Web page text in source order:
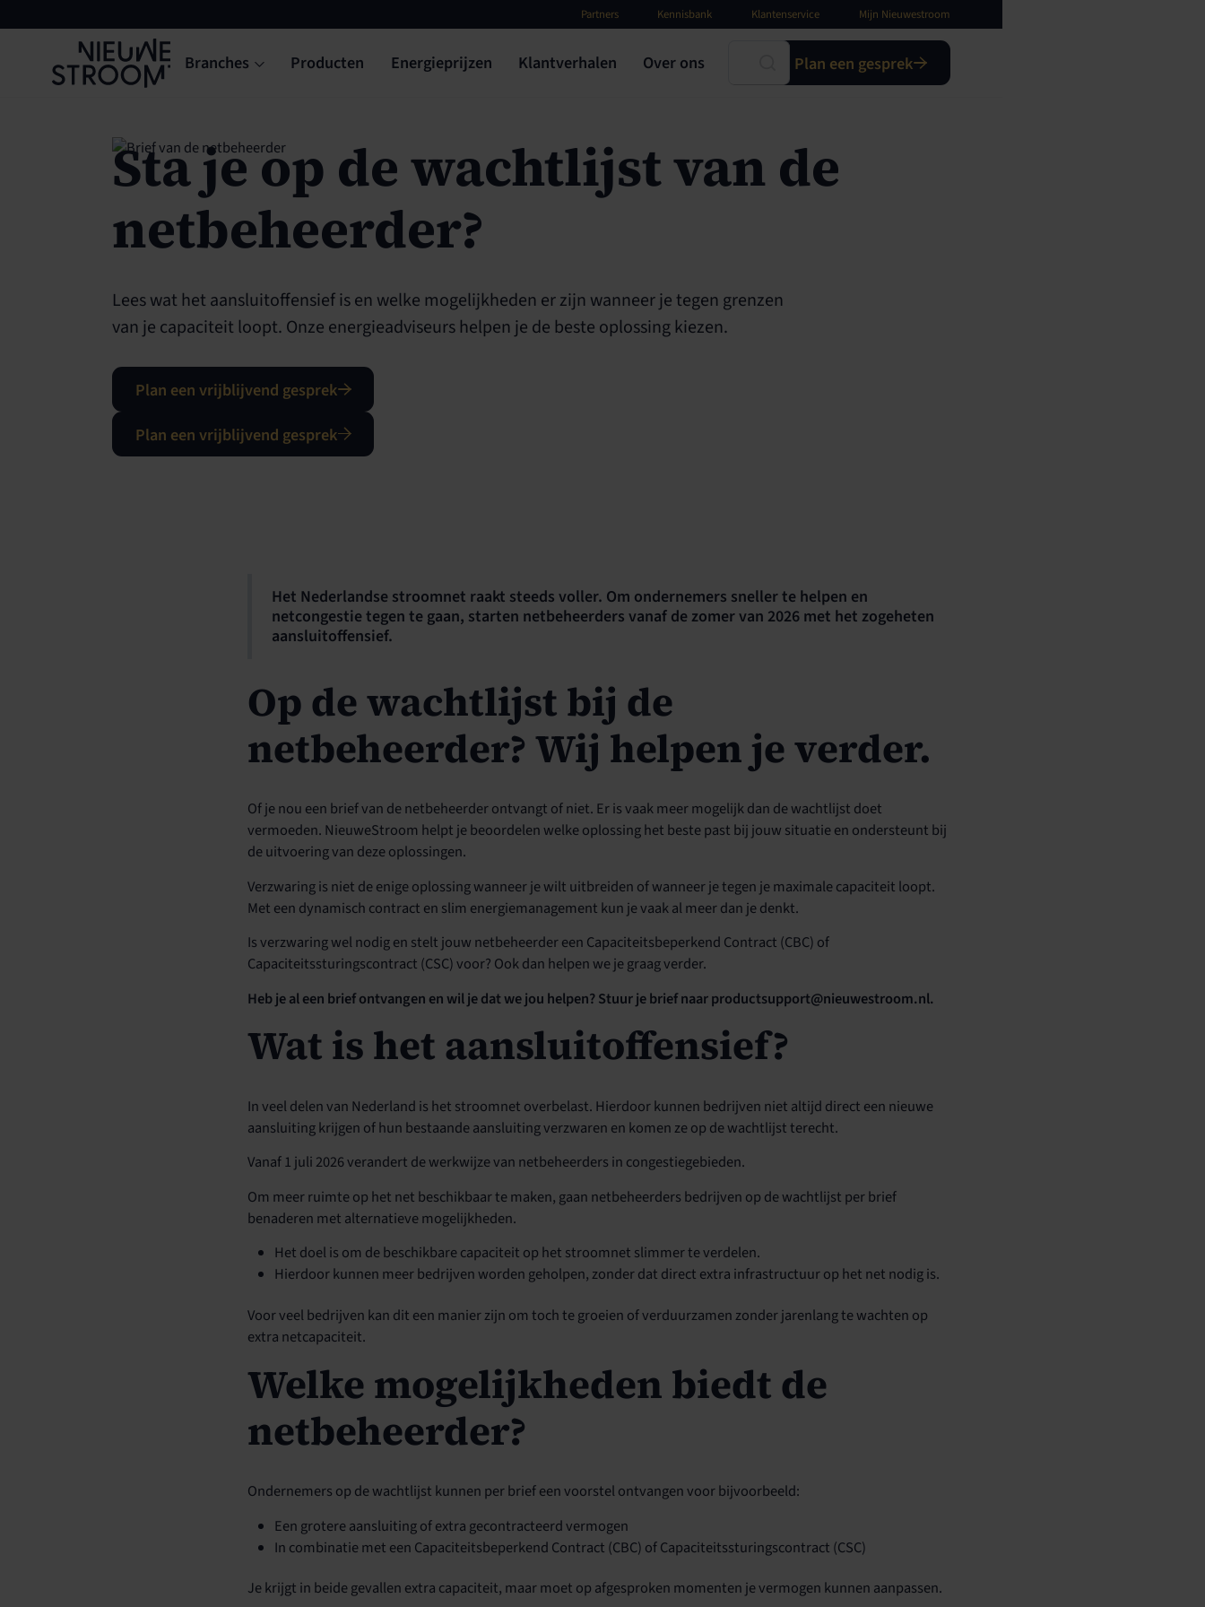
Partners Kennisbank Klantenservice Mijn Nieuwestroom
Branches Producten Energieprijzen Klantverhalen Over ons Plan een gesprek
Sta je op de wachtlijst van de
netbeheerder?
Lees wat het aansluitoffensief is en welke mogelijkheden er zijn wanneer je tegen grenzen
van je capaciteit loopt. Onze energieadviseurs helpen je de beste oplossing kiezen.
Plan een vrijblijvend gesprek
Plan een vrijblijvend gesprek
Het Nederlandse stroomnet raakt steeds voller. Om ondernemers sneller te helpen en
netcongestie tegen te gaan, starten netbeheerders vanaf de zomer van 2026 met het zogeheten
aansluitoffensief.
Op de wachtlijst bij de
netbeheerder? Wij helpen je verder.
Of je nou een brief van de netbeheerder ontvangt of niet. Er is vaak meer mogelijk dan de wachtlijst doet
vermoeden. NieuweStroom helpt je beoordelen welke oplossing het beste past bij jouw situatie en ondersteunt bij
de uitvoering van deze oplossingen.
Verzwaring is niet de enige oplossing wanneer je wilt uitbreiden of wanneer je tegen je maximale capaciteit loopt.
Met een dynamisch contract en slim energiemanagement kun je vaak al meer dan je denkt.
Is verzwaring wel nodig en stelt jouw netbeheerder een Capaciteitsbeperkend Contract (CBC) of
Capaciteitssturingscontract (CSC) voor? Ook dan helpen we je graag verder.
Heb je al een brief ontvangen en wil je dat we jou helpen? Stuur je brief naar productsupport@nieuwestroom.nl.
Wat is het aansluitoffensief?
In veel delen van Nederland is het stroomnet overbelast. Hierdoor kunnen bedrijven niet altijd direct een nieuwe
aansluiting krijgen of hun bestaande aansluiting verzwaren en komen ze op de wachtlijst terecht.
Vanaf 1 juli 2026 verandert de werkwijze van netbeheerders in congestiegebieden.
Om meer ruimte op het net beschikbaar te maken, gaan netbeheerders bedrijven op de wachtlijst per brief
benaderen met alternatieve mogelijkheden.
Het doel is om de beschikbare capaciteit op het stroomnet slimmer te verdelen.
Hierdoor kunnen meer bedrijven worden geholpen, zonder dat direct extra infrastructuur op het net nodig is.
Voor veel bedrijven kan dit een manier zijn om toch te groeien of verduurzamen zonder jarenlang te wachten op
extra netcapaciteit.
Welke mogelijkheden biedt de
netbeheerder?
Ondernemers op de wachtlijst kunnen per brief een voorstel ontvangen voor bijvoorbeeld:
Een grotere aansluiting of extra gecontracteerd vermogen
In combinatie met een Capaciteitsbeperkend Contract (CBC) of Capaciteitssturingscontract (CSC)
Je krijgt in beide gevallen extra capaciteit, maar moet op afgesproken momenten je vermogen kunnen aanpassen.